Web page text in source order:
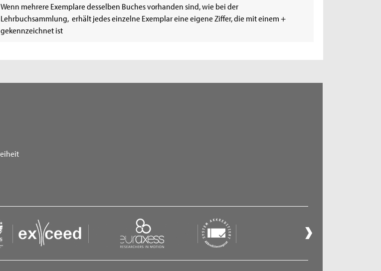
Wenn mehrere Exemplare desselben Buches vorhanden sind, wie bei der
Lehrbuchsammlung, erhält jedes einzelne Exemplar eine eigene Ziffer, die mit einem +
gekennzeichnet ist